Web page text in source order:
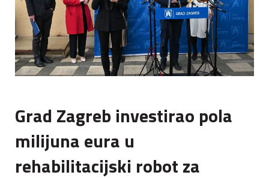
Grad Zagreb investirao pola
milijuna eura u
rehabilitacijski robot za